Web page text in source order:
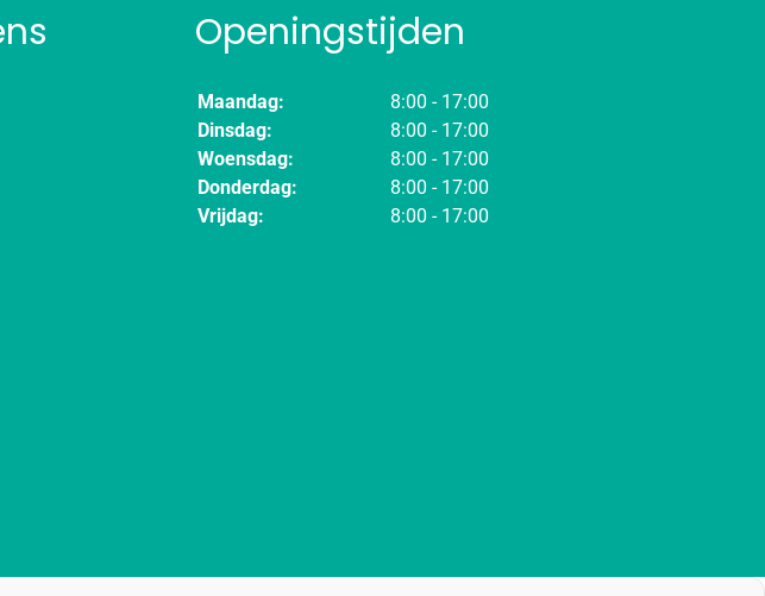
Openingstijden
Maandag:
8:00 - 17:00
Dinsdag:
8:00 - 17:00
Woensdag:
8:00 - 17:00
Donderdag:
8:00 - 17:00
Vrijdag:
8:00 - 17:00